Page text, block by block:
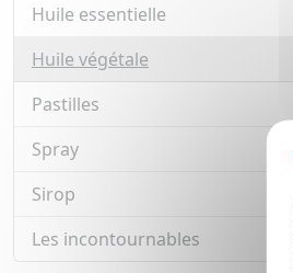
Huile essentielle
Huile végétale
Pastilles
Spray
Sirop
Les incontournables